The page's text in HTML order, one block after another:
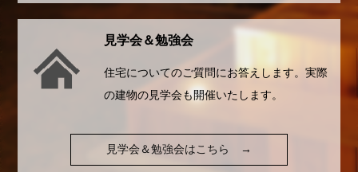
見学会＆勉強会
住宅についてのご質問にお答えします。実際
の建物の見学会も開催いたします。
見学会＆勉強会はこちら →